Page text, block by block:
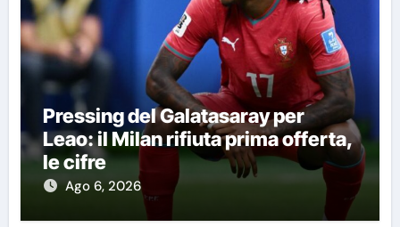
Pressing del Galatasaray per
Leao: il Milan rifiuta prima offerta,
le cifre
Ago 6, 2026